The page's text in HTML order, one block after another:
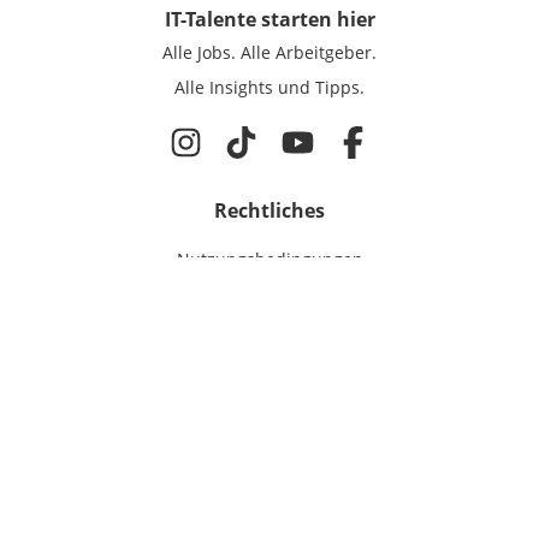
IT-Talentestarten hier
Alle Jobs. Alle Arbeitgeber.
Alle Insights und Tipps.
Rechtliches
Nutzungsbedingungen